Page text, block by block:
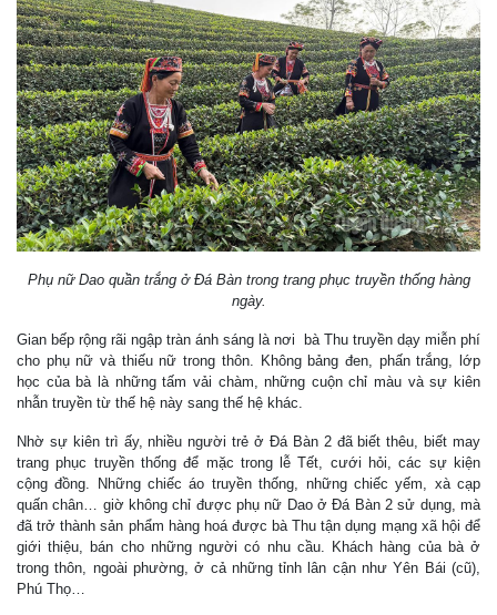
Phụ nữ Dao quần trắng ở Đá Bàn trong trang phục truyền thống hàng
ngày.
Gian bếp rộng rãi ngập tràn ánh sáng là nơi bà Thu truyền dạy miễn phí
cho phụ nữ và thiếu nữ trong thôn. Không bảng đen, phấn trắng, lớp
học của bà là những tấm vải chàm, những cuộn chỉ màu và sự kiên
nhẫn truyền từ thế hệ này sang thế hệ khác.
Nhờ sự kiên trì ấy, nhiều người trẻ ở Đá Bàn 2 đã biết thêu, biết may
trang phục truyền thống để mặc trong lễ Tết, cưới hỏi, các sự kiện
cộng đồng. Những chiếc áo truyền thống, những chiếc yếm, xà cạp
quấn chân… giờ không chỉ được phụ nữ Dao ở Đá Bàn 2 sử dụng, mà
đã trở thành sản phẩm hàng hoá được bà Thu tận dụng mạng xã hội để
giới thiệu, bán cho những người có nhu cầu. Khách hàng của bà ở
trong thôn, ngoài phường, ở cả những tỉnh lân cận như Yên Bái (cũ),
Phú Thọ…